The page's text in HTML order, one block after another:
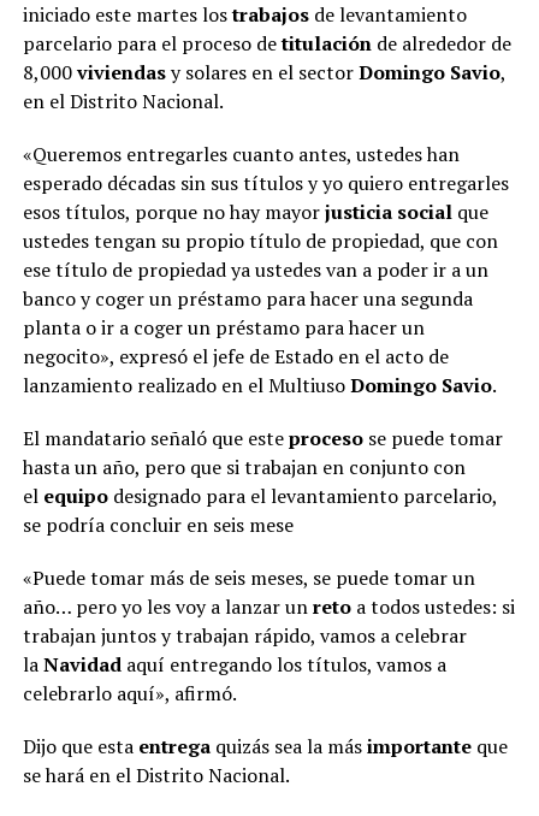
iniciado este martes lostrabajosde levantamiento
parcelario para el proceso detitulaciónde alrededor de
8,000viviendasy solares en el sectorDomingo Savio,
en el Distrito Nacional.
«Queremos entregarles cuanto antes, ustedes han
esperado décadas sin sus títulos y yo quiero entregarles
esos títulos, porque no hay mayorjusticia socialque
ustedes tengan su propio título de propiedad, que con
ese título de propiedad ya ustedes van a poder ir a un
banco y coger un préstamo para hacer una segunda
planta o ir a coger un préstamo para hacer un
negocito», expresó el jefe de Estado en el acto de
lanzamiento realizado en el MultiusoDomingo Savio.
El mandatario señaló que esteprocesose puede tomar
hasta un año, pero que si trabajan en conjunto con
el equipodesignado para el levantamiento parcelario,
se podría concluir en seis mese
«Puede tomar más de seis meses, se puede tomar un
año… pero yo les voy a lanzar unretoa todos ustedes: si
trabajan juntos y trabajan rápido, vamos a celebrar
laNavidadaquí entregando los títulos, vamos a
celebrarlo aquí», afirmó.
Dijo que esta entregaquizás sea la másimportanteque
se hará en el Distrito Nacional.